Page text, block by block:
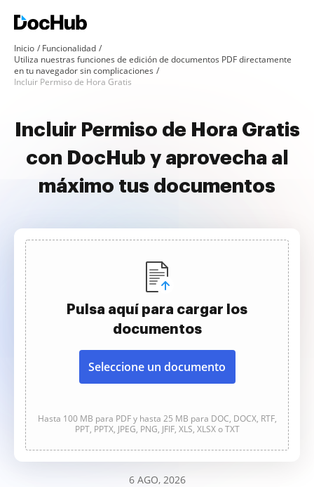
Inicio
Funcionalidad
Utiliza nuestras funciones de edición de documentos PDF directamente
en tu navegador sin complicaciones
Incluir Permiso de Hora Gratis
Incluir Permiso de Hora Gratis
con DocHub y aprovecha al
máximo tus documentos
Pulsa aquí para cargar los
documentos
Seleccione un documento
Hasta 100 MB para PDF y hasta 25 MB para DOC, DOCX, RTF,
PPT, PPTX, JPEG, PNG, JFIF, XLS, XLSX o TXT
6 AGO, 2026